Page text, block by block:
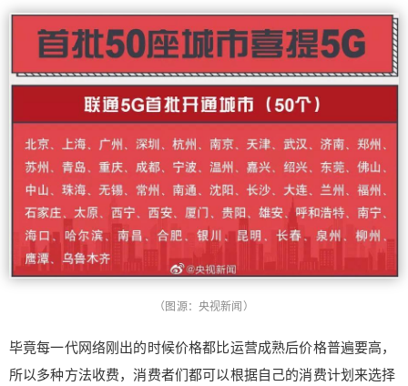
（图源：央视新闻）
毕竟每一代网络刚出的时候价格都比运营成熟后价格普遍要高，
所以多种方法收费，消费者们都可以根据自己的消费计划来选择